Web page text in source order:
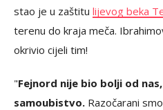
stao je u zaštitu lijevog beka
terenu do kraja meča.
okrivio cijeli tim!
"Fejnord nije bio bolji od
samoubistvo. Razočarani